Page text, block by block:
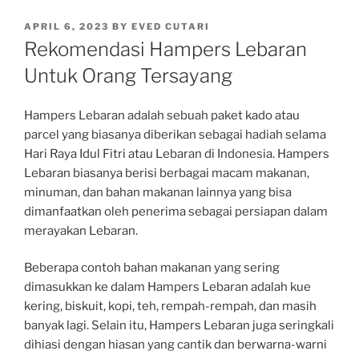
POSTED
ON
APRIL 6, 2023 BY EVED CUTARI
Rekomendasi Hampers Lebaran
Untuk Orang Tersayang
Hampers Lebaran adalah sebuah paket kado atau
parcel yang biasanya diberikan sebagai hadiah selama
Hari Raya Idul Fitri atau Lebaran di Indonesia. Hampers
Lebaran biasanya berisi berbagai macam makanan,
minuman, dan bahan makanan lainnya yang bisa
dimanfaatkan oleh penerima sebagai persiapan dalam
merayakan Lebaran.
Beberapa contoh bahan makanan yang sering
dimasukkan ke dalam Hampers Lebaran adalah kue
kering, biskuit, kopi, teh, rempah-rempah, dan masih
banyak lagi. Selain itu, Hampers Lebaran juga seringkali
dihiasi dengan hiasan yang cantik dan berwarna-warni